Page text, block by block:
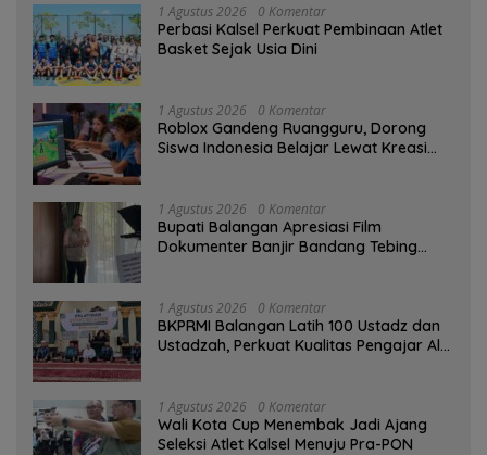
1 Agustus 2026 0 Komentar
Perbasi Kalsel Perkuat Pembinaan Atlet
Basket Sejak Usia Dini
1 Agustus 2026 0 Komentar
Roblox Gandeng Ruangguru, Dorong
Siswa Indonesia Belajar Lewat Kreasi
1 Agustus 2026 0 Komentar
Bupati Balangan Apresiasi Film
Dokumenter Banjir Bandang Tebing
1 Agustus 2026 0 Komentar
BKPRMI Balangan Latih 100 Ustadz dan
Ustadzah, Perkuat Kualitas Pengajar Al-
1 Agustus 2026 0 Komentar
Wali Kota Cup Menembak Jadi Ajang
Seleksi Atlet Kalsel Menuju Pra-PON